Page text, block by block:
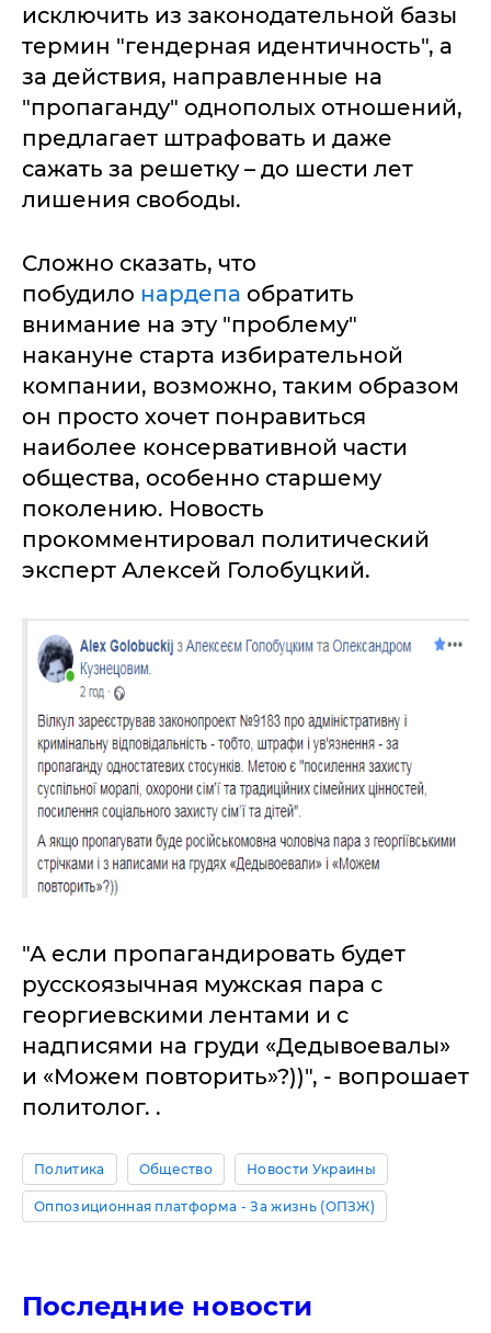
исключить из законодательной базы
термин "гендерная идентичность", а
за действия, направленные на
"пропаганду" однополых отношений,
предлагает штрафовать и даже
сажать за решетку – до шести лет
лишения свободы.
Сложно сказать, что
побудило нардепа обратить
внимание на эту "проблему"
накануне старта избирательной
компании, возможно, таким образом
он просто хочет понравиться
наиболее консервативной части
общества, особенно старшему
поколению. Новость
прокомментировал политический
эксперт Алексей Голобуцкий.
"А если пропагандировать будет
русскоязычная мужская пара с
георгиевскими лентами и с
надписями на груди «Дедывоевалы»
и «Можем повторить»?))", - вопрошает
политолог. .
Политика Общество Новости Украины
Оппозиционная платформа - За жизнь (ОПЗЖ)
Последние новости